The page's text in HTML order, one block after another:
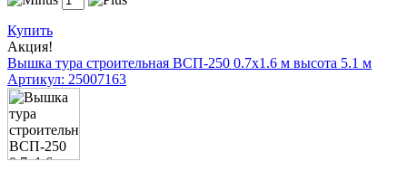
Купить
Акция!
Вышка тура строительная ВСП-250 0.7х1.6 м высота 5.1 м
Артикул: 25007163